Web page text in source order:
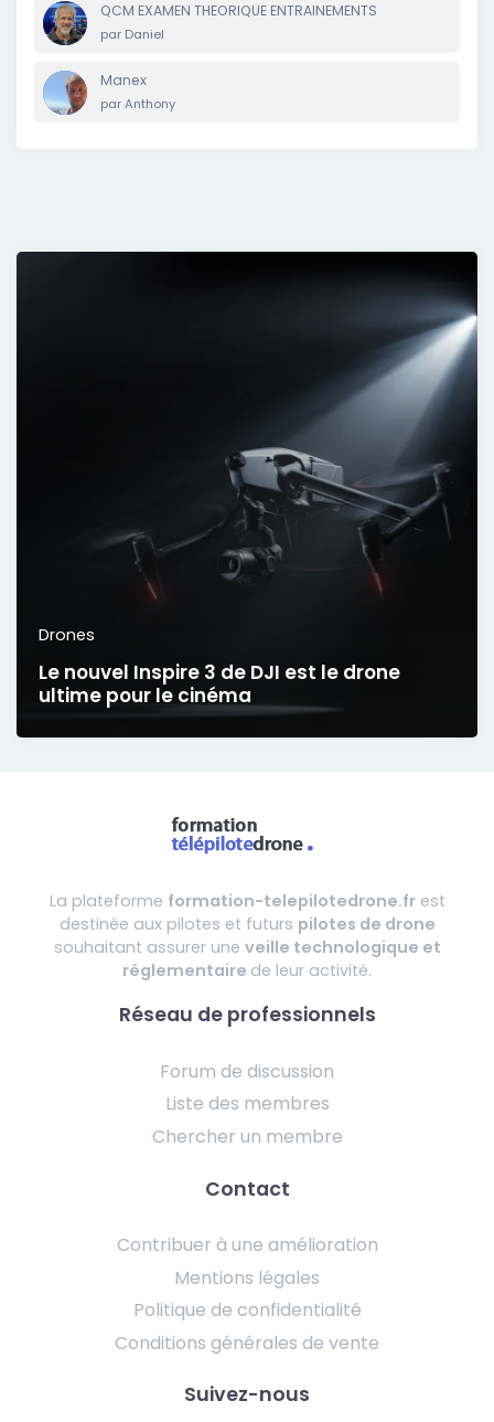
QCM EXAMEN THEORIQUE ENTRAINEMENTS
par Daniel
Manex
parAnthony
Le nouvel Inspire 3 de DJI est le drone
ultime pour le cinéma
Drones
La plateforme formation-telepilotedrone.frest
destinée aux pilotes et futurs pilotes de drone
souhaitant assurer une veille technologique et
réglementaire de leur activité.
Réseau de professionnels
Forum de discussion
Liste des membres
Chercher un membre
Contact
Contribuer à une amélioration
Mentions légales
Politique de confidentialité
Conditions générales de vente
Suivez-nous